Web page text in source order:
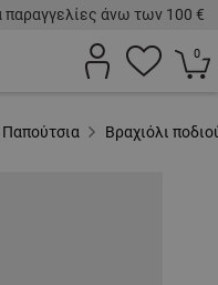
παραγγελίες άνω των 100 €
0
Παπούτσια Βραχιόλι